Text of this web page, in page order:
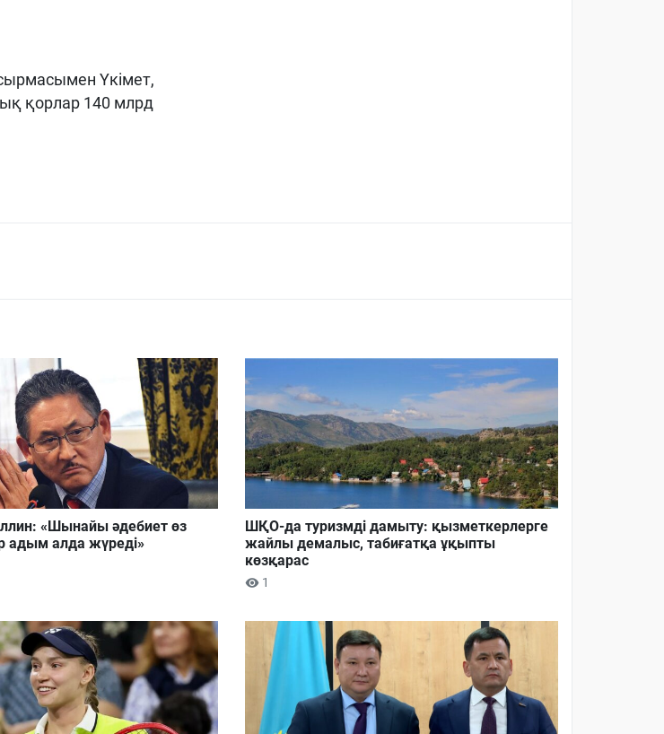
Үкімет,
қорлар 140 млрд
«Шынайы әдебиет өз
адым алда жүреді»
ШҚО-да туризмді дамыту: қызметкерлерге
жайлы демалыс, табиғатқа ұқыпты
көзқарас
1